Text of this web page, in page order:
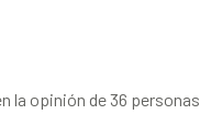
la opinión de 36 personas